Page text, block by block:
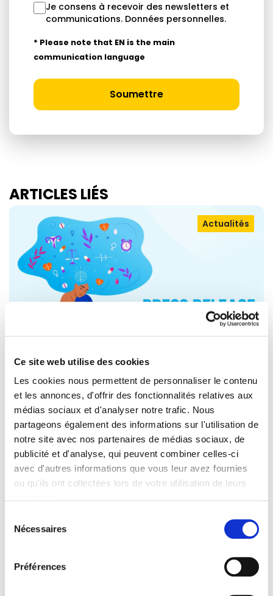
Ce site web utilise des cookies
Les cookies nous permettent de personnaliser le contenu
et les annonces, d'offrir des fonctionnalités relatives aux
médias sociaux et d'analyser notre trafic. Nous
partageons également des informations sur l'utilisation de
notre site avec nos partenaires de médias sociaux, de
publicité et d'analyse, qui peuvent combiner celles-ci
avec d'autres informations que vous leur avez fournies
ou qu'ils ont collectées lors de votre utilisation de leurs
Nécessaires
Préférences
Je consens à recevoir des newsletters et
communications. Données personnelles.
* Please note that EN is the main
communication language
Soumettre
ARTICLES LIÉS
LES DÉPUTÉS EUROPÉENS ALERTENT
SUR L’« ANGLE MORT » QUE
CONSTITUE LA SANTÉ DES FEMMES
Actualités
La commission des droits des femmes et de
l’égalité des genres (FEMM) du Parlement
européen a aujourd’hui soutenu un…
23/06/2026
Actualités